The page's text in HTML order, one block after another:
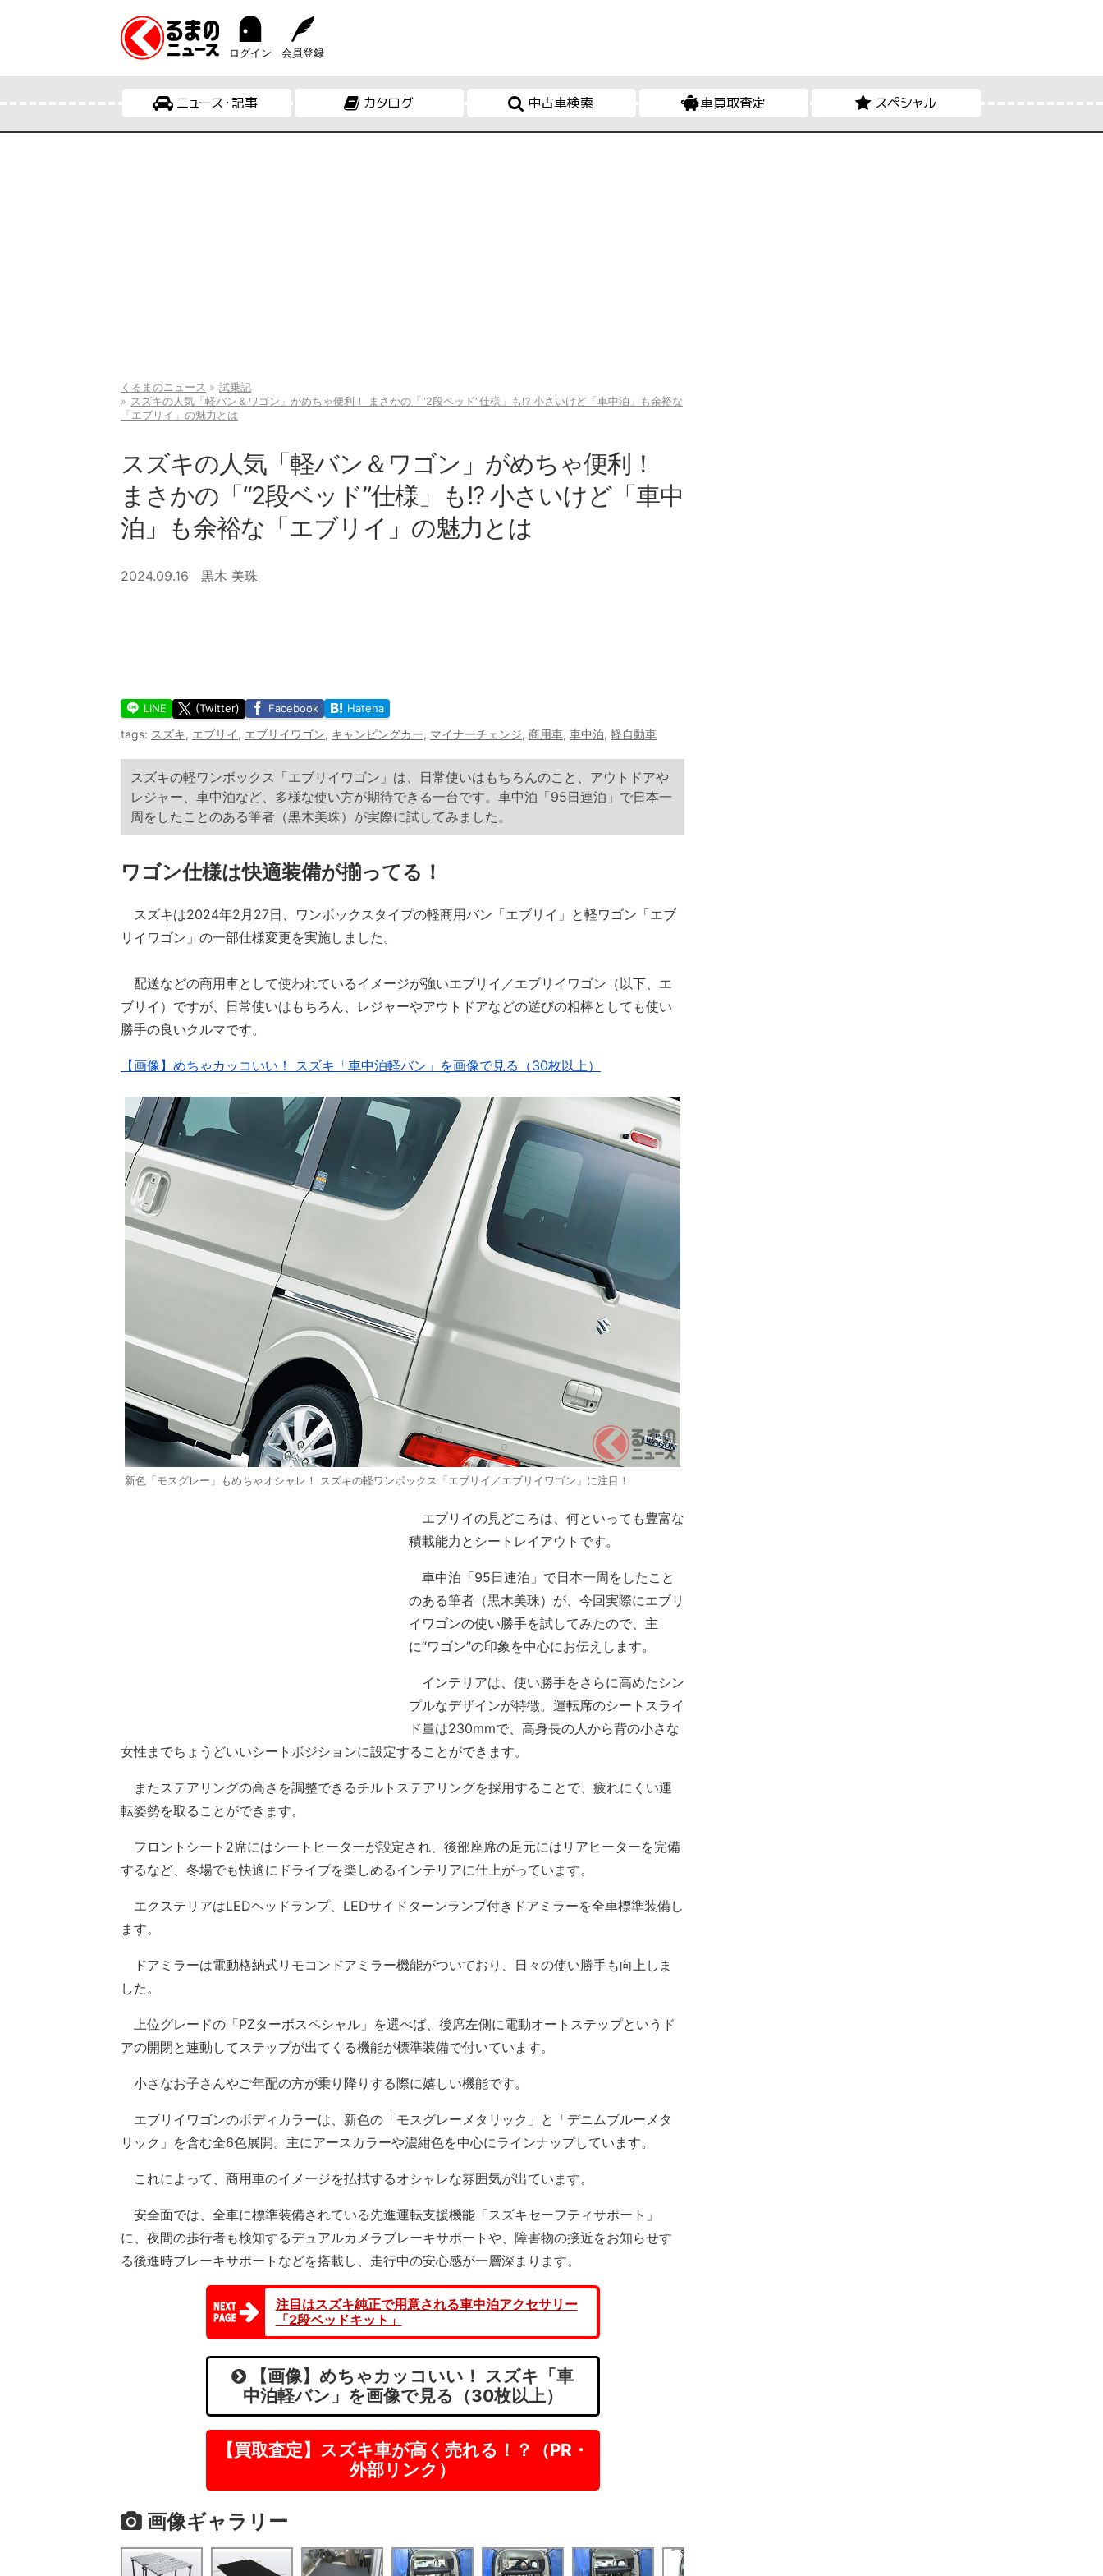
ログイン 会員登録
ニュース・記事 カタログ 中古車検索 車買取査定 スペシャル
くるまのニュース
試乗記
スズキの人気「軽バン＆ワゴン」がめちゃ便利！ まさかの「“2段ベッド”仕様」も!? 小さいけど「車中泊」も余裕な
「エブリイ」の魅力とは
スズキの人気「軽バン＆ワゴン」がめちゃ便利！
まさかの「“2段ベッド”仕様」も!? 小さいけど「車中
泊」も余裕な「エブリイ」の魅力とは
2024.09.16 黒木 美珠
LINE (Twitter) Facebook Hatena
tags: スズキ, エブリイ, エブリイワゴン, キャンピングカー, マイナーチェンジ, 商用車, 車中泊, 軽自動車
スズキの軽ワンボックス「エブリイワゴン」は、日常使いはもちろんのこと、アウトドアや
レジャー、車中泊など、多様な使い方が期待できる一台です。車中泊「95日連泊」で日本一
周をしたことのある筆者（黒木美珠）が実際に試してみました。
ワゴン仕様は快適装備が揃ってる！
スズキは2024年2月27日、ワンボックスタイプの軽商用バン「エブリイ」と軽ワゴン「エブ
リイワゴン」の一部仕様変更を実施しました。
配送などの商用車として使われているイメージが強いエブリイ／エブリイワゴン（以下、エ
ブリイ）ですが、日常使いはもちろん、レジャーやアウトドアなどの遊びの相棒としても使い
勝手の良いクルマです。
【画像】めちゃカッコいい！ スズキ「車中泊軽バン」を画像で見る（30枚以上）
新色「モスグレー」もめちゃオシャレ！ スズキの軽ワンボックス「エブリイ／エブリイワゴン」に注目！
エブリイの見どころは、何といっても豊富な
積載能力とシートレイアウトです。
車中泊「95日連泊」で日本一周をしたこと
のある筆者（黒木美珠）が、今回実際にエブリ
イワゴンの使い勝手を試してみたので、主
に“ワゴン”の印象を中心にお伝えします。
インテリアは、使い勝手をさらに高めたシン
プルなデザインが特徴。運転席のシートスライ
ド量は230mmで、高身長の人から背の小さな
女性までちょうどいいシートボジションに設定することができます。
またステアリングの高さを調整できるチルトステアリングを採用することで、疲れにくい運
転姿勢を取ることができます。
フロントシート2席にはシートヒーターが設定され、後部座席の足元にはリアヒーターを完備
するなど、冬場でも快適にドライブを楽しめるインテリアに仕上がっています。
エクステリアはLEDヘッドランプ、LEDサイドターンランプ付きドアミラーを全車標準装備し
ます。
ドアミラーは電動格納式リモコンドアミラー機能がついており、日々の使い勝手も向上しま
した。
上位グレードの「PZターボスペシャル」を選べば、後席左側に電動オートステップというド
アの開閉と連動してステップが出てくる機能が標準装備で付いています。
小さなお子さんやご年配の方が乗り降りする際に嬉しい機能です。
エブリイワゴンのボディカラーは、新色の「モスグレーメタリック」と「デニムブルーメタ
リック」を含む全6色展開。主にアースカラーや濃紺色を中心にラインナップしています。
これによって、商用車のイメージを払拭するオシャレな雰囲気が出ています。
安全面では、全車に標準装備されている先進運転支援機能「スズキセーフティサポート」
に、夜間の歩行者も検知するデュアルカメラブレーキサポートや、障害物の接近をお知らせす
る後進時ブレーキサポートなどを搭載し、走行中の安心感が一層深まります。
注目はスズキ純正で用意される車中泊アクセサリー
「2段ベッドキット」
【画像】めちゃカッコいい！ スズキ「車
中泊軽バン」を画像で見る（30枚以上）
【買取査定】スズキ車が高く売れる！？（PR・
外部リンク）
画像ギャラリー